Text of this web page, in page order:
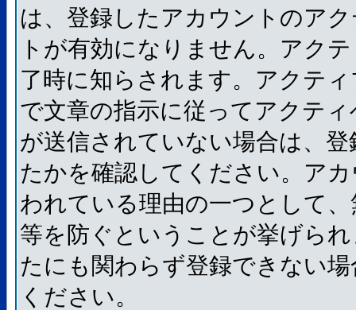
は、登録したアカウントのア
トが有効になりません。アク
了時に知らされます。アクテ
で文章の指示に従ってアクテ
が送信されていない場合は、
たかを確認してください。ア
われている理由の一つとして
等を防ぐということが挙げら
たにも関わらず登録できない
ください。